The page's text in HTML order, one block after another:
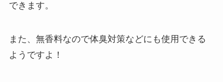
できます。
また、無香料なので体臭対策などにも使用できる
ようですよ！